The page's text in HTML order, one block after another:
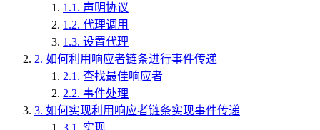
1.1. 声明协议
1.2. 代理调用
1.3. 设置代理
2. 如何利用响应者链条进行事件传递
2.1. 查找最佳响应者
2.2. 事件处理
3. 如何实现利用响应者链条实现事件传递
3.1.
实现